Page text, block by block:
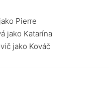
Pierre
jako Katarína
jako Kováč